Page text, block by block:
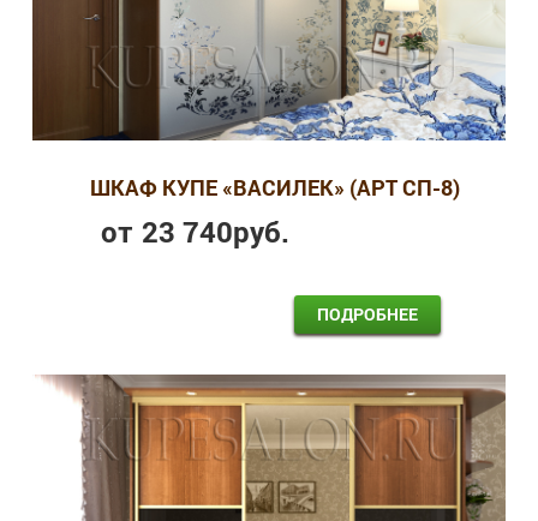
ШКАФ КУПЕ «ВАСИЛЕК» (АРТ СП-8)
от 23 740руб.
ПОДРОБНЕЕ